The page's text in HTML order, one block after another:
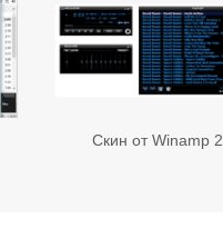
Скин от Winamp 2